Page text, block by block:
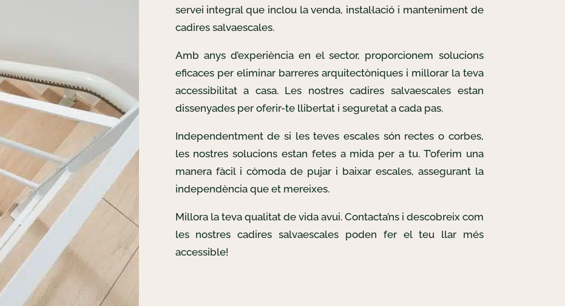
servei integral que inclou la venda, instal·lació i manteniment de
cadires salvaescales.
Amb anys d’experiència en el sector, proporcionem solucions
eficaces per eliminar barreres arquitectòniques i millorar la teva
accessibilitat a casa. Les nostres cadires salvaescales estan
dissenyades per oferir-te llibertat i seguretat a cada pas.
Independentment de si les teves escales són rectes o corbes,
les nostres solucions estan fetes a mida per a tu. T’oferim una
manera fàcil i còmoda de pujar i baixar escales, assegurant la
independència que et mereixes.
Millora la teva qualitat de vida avui. Contacta’ns i descobreix com
les nostres cadires salvaescales poden fer el teu llar més
accessible!